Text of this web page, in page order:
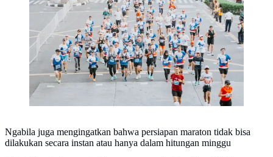
Ngabila juga mengingatkan bahwa persiapan maraton tidak bisa
dilakukan secara instan atau hanya dalam hitungan minggu